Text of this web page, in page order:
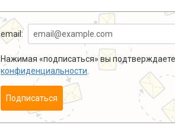
email:
Нажимая «подписаться» вы
конфиденциальности
Подписаться